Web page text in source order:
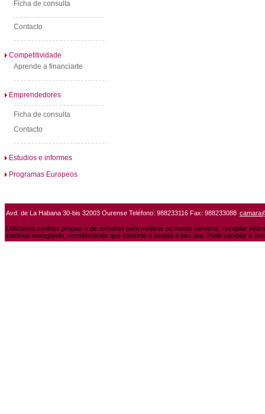
Ficha de consulta
Contacto
Competitividade
Aprende a financiarte
Emprendedores
Ficha de consulta
Contacto
Estudios e informes
Programas Europeos
Avd. de La Habana 30-bis 32003 Ourense Teléfono: 988233116 Fax: 988233088
Utilizamos cookies propias e de terceiros para mellorar os nosos servizos, recopilar
continua navegando, consideramos que consinte e acepta o seu uso. Pode cambiar a